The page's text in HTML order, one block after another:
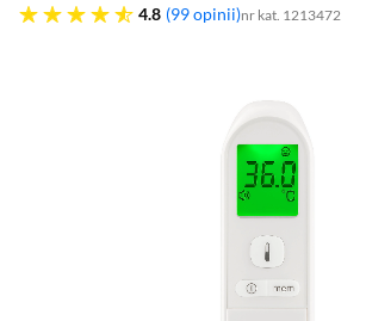
4.8
4.8 gwiazdek 99 opinii nr kat. 1213472